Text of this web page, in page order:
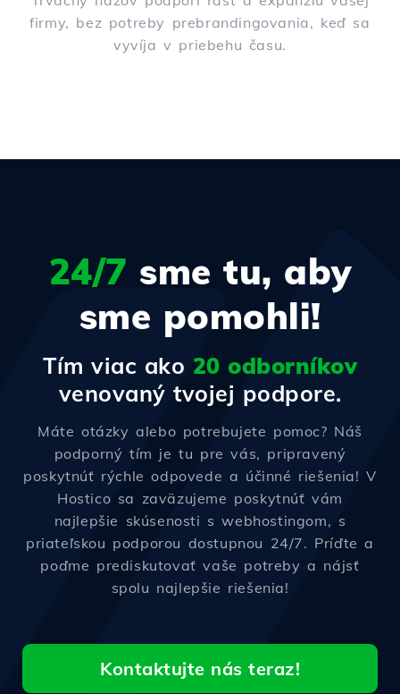
firmy, bez potreby prebrandingovania, keď sa
vyvíja v priebehu času.
24/7 sme tu, aby
sme pomohli!
Tím viac ako 20 odborníkov
venovaný tvojej podpore.
Máte otázky alebo potrebujete pomoc? Náš
podporný tím je tu pre vás, pripravený
poskytnúť rýchle odpovede a účinné riešenia! V
Hostico sa zaväzujeme poskytnúť vám
najlepšie skúsenosti s webhostingom, s
priateľskou podporou dostupnou 24/7. Príďte a
poďme prediskutovať vaše potreby a nájsť
spolu najlepšie riešenia!
Kontaktujte nás teraz!